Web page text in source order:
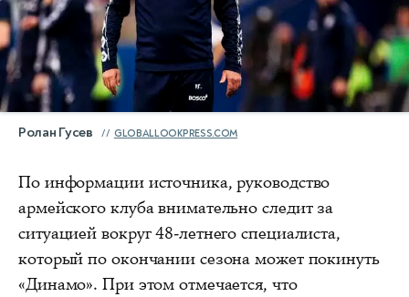
Ролан Гусев GLOBALLOOKPRESS.COM
По информации источника, руководство
армейского клуба внимательно следит за
ситуацией вокруг 48-летнего специалиста,
который по окончании сезона может покинуть
«Динамо». При этом отмечается, что